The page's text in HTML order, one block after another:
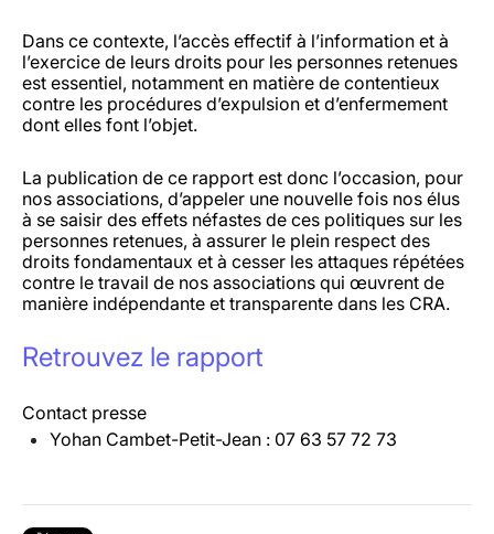
Dans ce contexte, l’accès effectif à l’information et à
l’exercice de leurs droits pour les personnes retenues
est essentiel, notamment en matière de contentieux
contre les procédures d’expulsion et d’enfermement
dont elles font l’objet.
La publication de ce rapport est donc l’occasion, pour
nos associations, d’appeler une nouvelle fois nos élus
à se saisir des effets néfastes de ces politiques sur les
personnes retenues, à assurer le plein respect des
droits fondamentaux et à cesser les attaques répétées
contre le travail de nos associations qui œuvrent de
manière indépendante et transparente dans les CRA.
Retrouvez le rapport
Contact presse
Yohan Cambet-Petit-Jean : 07 63 57 72 73